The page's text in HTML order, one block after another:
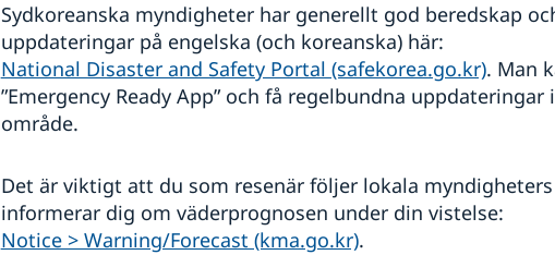
Sydkoreanska myndigheter har generellt god beredskap
uppdateringar på engelska (och koreanska) här:
National Disaster and Safety Portal (safekorea.go.kr). Man
”Emergency Ready App” och få regelbundna
område.
Det är viktigt att du som resenär följer lokala
informerar dig om väderprognosen under din vistelse:
Notice > Warning/Forecast (kma.go.kr).